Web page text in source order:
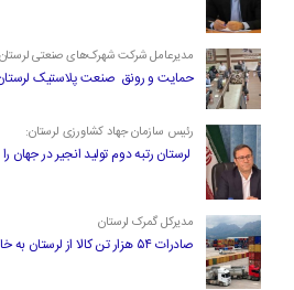
مدیرعامل شرکت شهرک‌های صنعتی
حمایت و رونق صنعت پلاستیک
رئیس سازمان جهاد کشاورزی لرستان:
لرستان رتبه دوم تولید انجیر در جهان
مدیرکل گمرک لرستان
صادرات ۵۴ هزار تن کالا از لرستان به خارج از کشور